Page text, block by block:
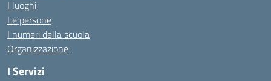
I luoghi
Le persone
I numeri della scuola
Organizzazione
I Servizi